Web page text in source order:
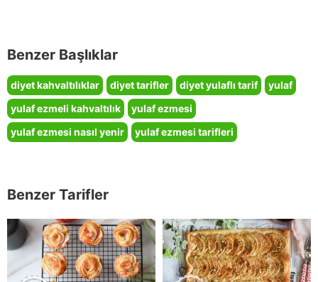
Benzer Başlıklar
diyet kahvaltılıklar diyet tarifler diyet yulaflı tarif
yulaf
yulaf ezmeli kahvaltılık
yulaf ezmesi
yulaf ezmesi nasıl yenir
yulaf ezmesi tarifleri
Benzer Tarifler